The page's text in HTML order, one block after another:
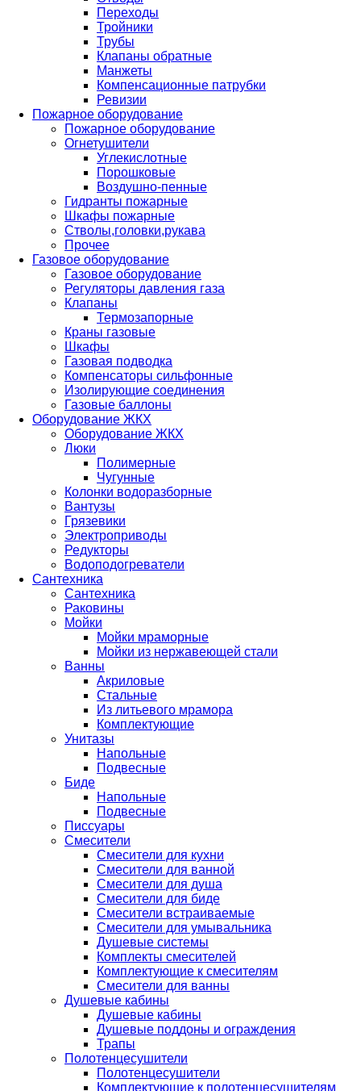
Переходы
Тройники
Трубы
Клапаны обратные
Манжеты
Компенсационные патрубки
Ревизии
Пожарное оборудование
Пожарное оборудование
Огнетушители
Углекислотные
Порошковые
Воздушно-пенные
Гидранты пожарные
Шкафы пожарные
Стволы,головки,рукава
Прочее
Газовое оборудование
Газовое оборудование
Регуляторы давления газа
Клапаны
Термозапорные
Краны газовые
Шкафы
Газовая подводка
Компенсаторы сильфонные
Изолирующие соединения
Газовые баллоны
Оборудование ЖКХ
Оборудование ЖКХ
Люки
Полимерные
Чугунные
Колонки водоразборные
Вантузы
Грязевики
Электроприводы
Редукторы
Водоподогреватели
Сантехника
Сантехника
Раковины
Мойки
Мойки мраморные
Мойки из нержавеющей стали
Ванны
Акриловые
Стальные
Из литьевого мрамора
Комплектующие
Унитазы
Напольные
Подвесные
Биде
Напольные
Подвесные
Писсуары
Смесители
Смесители для кухни
Смесители для ванной
Смесители для душа
Смесители для биде
Смесители встраиваемые
Смесители для умывальника
Душевые системы
Комплекты смесителей
Комплектующие к смесителям
Смесители для ванны
Душевые кабины
Душевые кабины
Душевые поддоны и ограждения
Трапы
Полотенцесушители
Полотенцесушители
Комплектующие к полотенцесушителям